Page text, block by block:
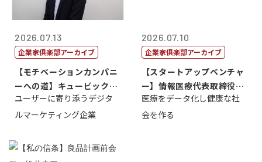
2026.07.13
企業家倶楽部アーカイブ
【モチベーションカンパニ
ーへの道】キュービック代
表取締役CE...
ユーザーに寄り添うデジタ
ルマーケティング企業
2026.07.10
企業家倶楽部アーカイブ
【スタートアップベンチャ
ー】情報医療代表取締役
原 聖吾
医療をデータ化し健康な社
会を作る